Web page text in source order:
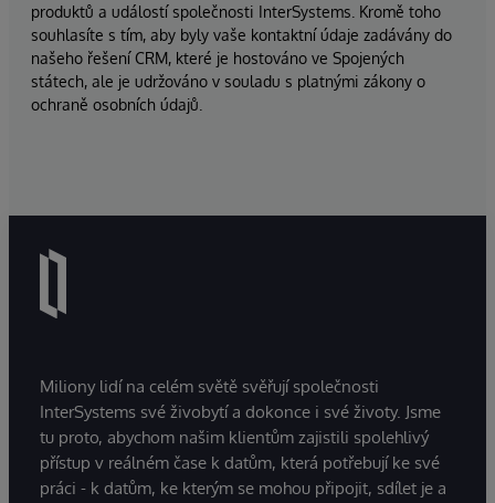
produktů a událostí společnosti InterSystems. Kromě toho
souhlasíte s tím, aby byly vaše kontaktní údaje zadávány do
našeho řešení CRM, které je hostováno ve Spojených
státech, ale je udržováno v souladu s platnými zákony o
ochraně osobních údajů.
Miliony lidí na celém světě svěřují společnosti
InterSystems své živobytí a dokonce i své životy. Jsme
tu proto, abychom našim klientům zajistili spolehlivý
přístup v reálném čase k datům, která potřebují ke své
práci - k datům, ke kterým se mohou připojit, sdílet je a